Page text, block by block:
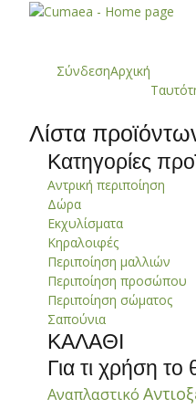
ΣύνδεσηΑρχική
Λίστα
Κατηγορίες
Αντρική περιποίηση
Δώρα
Εκχυλίσματα
Κηραλοιφές
Περιποίηση μαλλιών
Περιποίηση προσώπου
Περιποίηση σώματος
Σαπούνια
ΚΑΛΑΘΙ
Για τι χρήση το
Αναπλαστικό